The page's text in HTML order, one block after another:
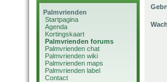
Palmvrienden
Startpagina
Agenda
Kortingskaart
Palmvrienden forums
Palmvrienden chat
Palmvrienden wiki
Palmvrienden maps
Palmvrienden label
Contact